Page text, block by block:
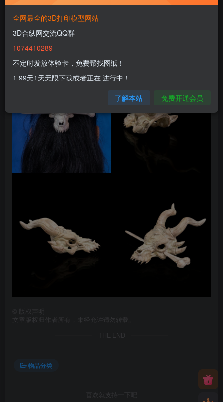
贵宾VIP会员免费 体验会员免费
版权声明
文章版权归作者所有，未经允许请勿转载。
THE END
物品分类
喜欢就支持一下吧
全网最全的3D打印模型网站
3D合纵网交流QQ群
1074410289
不定时发放体验卡，免费帮找图纸！
1.99元1天无限下载或者正在 进行中！
了解本站 免费开通会员